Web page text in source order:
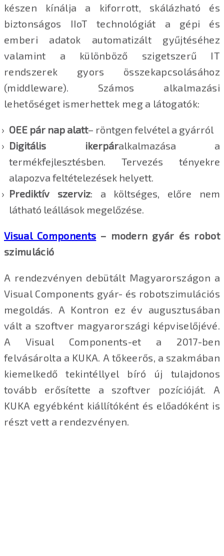
készen kínálja a kiforrott, skálázható és
biztonságos IIoT technológiát a gépi és
emberi adatok automatizált gyűjtéséhez
valamint a különböző szigetszerű IT
rendszerek gyors összekapcsolásához
(middleware). Számos alkalmazási
lehetőséget ismerhettek meg a látogatók:
OEE pár nap alatt– röntgen felvétel a gyárról
Digitális ikerpáralkalmazása a
termékfejlesztésben. Tervezés tényekre
alapozva feltételezések helyett.
Prediktív szerviz: a költséges, előre nem
látható leállások megelőzése.
Visual Components – modern gyár és robot
szimuláció
A rendezvényen debütált Magyarországon a
Visual Components gyár- és robotszimulációs
megoldás. A Kontron ez év augusztusában
vált a szoftver magyarországi képviselőjévé.
A Visual Components-et a 2017-ben
felvásárolta a KUKA. A tőkeerős, a szakmában
kiemelkedő tekintéllyel bíró új tulajdonos
tovább erősítette a szoftver pozícióját. A
KUKA egyébként kiállítóként és előadóként is
részt vett a rendezvényen.